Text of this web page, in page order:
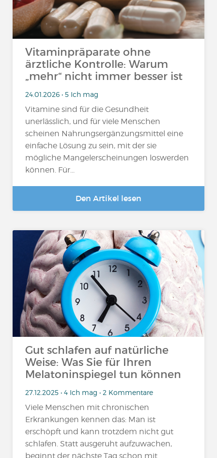
Vitaminpräparate ohne
ärztliche Kontrolle: Warum
„mehr“ nicht immer besser ist
24.01.2026 • 5 Ich mag
Vitamine sind für die Gesundheit
unerlässlich, und für viele Menschen
scheinen Nahrungsergänzungsmittel eine
einfache Lösung zu sein, mit der sie
mögliche Mangelerscheinungen loswerden
können. Für...
Den Artikel lesen
Gut schlafen auf natürliche
Weise: Was Sie für Ihren
Melatoninspiegel tun können
27.12.2025 • 4 Ich mag • 2 Kommentare
Viele Menschen mit chronischen
Erkrankungen kennen das: Man ist
erschöpft und kann trotzdem nicht gut
schlafen. Statt ausgeruht aufzuwachen,
beginnt der nächste Tag schon mit